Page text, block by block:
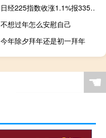
日经225指数收涨1.1%报33533.09点；东证指数收涨0.9%报2428.38点
不想过年怎么安慰自己
今年除夕拜年还是初一拜年
☚